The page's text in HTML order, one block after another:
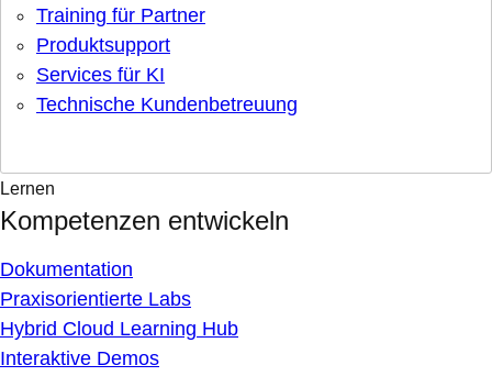
Training für Partner
Produktsupport
Services für KI
Technische Kundenbetreuung
Lernen
Kompetenzen entwickeln
Dokumentation
Praxisorientierte Labs
Hybrid Cloud Learning Hub
Interaktive Demos